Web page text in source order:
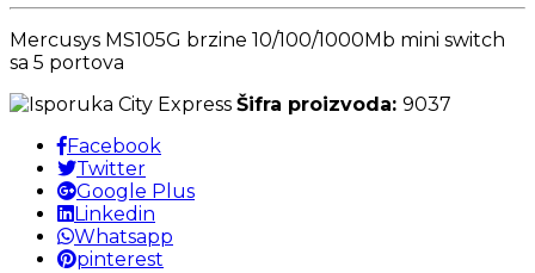
Mercusys MS105G brzine 10/100/1000Mb mini switch
sa 5 portova
Šifra proizvoda: 9037
Facebook
Twitter
Google Plus
Linkedin
Whatsapp
pinterest